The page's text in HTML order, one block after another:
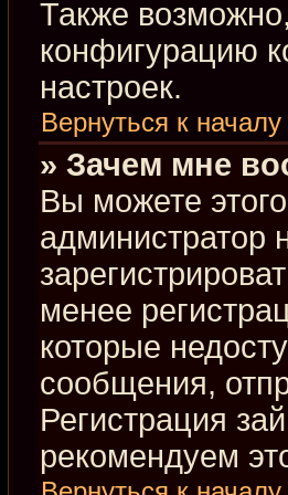
Также
конфигурацию
настроек.
Вернуться к началу
» Зачем мне
Вы можете
менее
которые
сообщения,
Регистрация
рекомендуем